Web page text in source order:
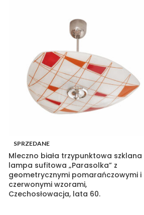
SPRZEDANE
Mleczno biała trzypunktowa szklana
lampa sufitowa „Parasolka” z
geometrycznymi pomarańczowymi i
czerwonymi wzorami,
Czechosłowacja, lata 60.